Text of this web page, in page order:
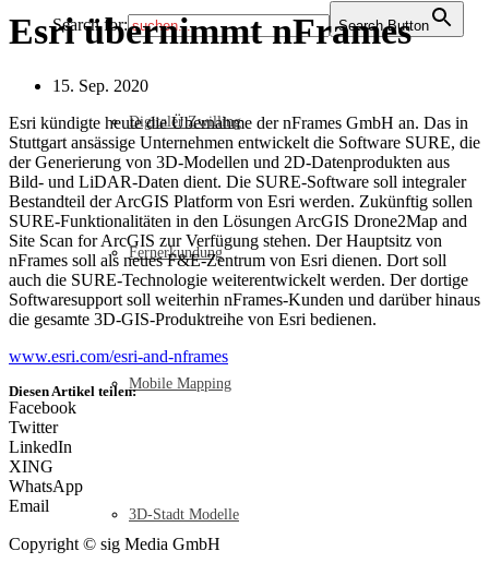
Digitaler Zwilling
Fernerkundung
Mobile Mapping
3D-Stadt Modelle
Search for: Search Button
Esri übernimmt nFrames
15. Sep. 2020
Esri kündigte heute die Übernahme der nFrames GmbH an. Das in
Stuttgart ansässige Unternehmen entwickelt die Software SURE, die
der Generierung von 3D-Modellen und 2D-Datenprodukten aus
Bild- und LiDAR-Daten dient. Die SURE-Software soll integraler
Bestandteil der ArcGIS Platform von Esri werden. Zukünftig sollen
SURE-Funktionalitäten in den Lösungen ArcGIS Drone2Map and
Site Scan for ArcGIS zur Verfügung stehen. Der Hauptsitz von
nFrames soll als neues F&E-Zentrum von Esri dienen. Dort soll
auch die SURE-Technologie weiterentwickelt werden. Der dortige
Softwaresupport soll weiterhin nFrames-Kunden und darüber hinaus
die gesamte 3D-GIS-Produktreihe von Esri bedienen.
www.esri.com/esri-and-nframes
Diesen Artikel teilen:
Facebook
Twitter
LinkedIn
XING
WhatsApp
Email
Copyright © sig Media GmbH